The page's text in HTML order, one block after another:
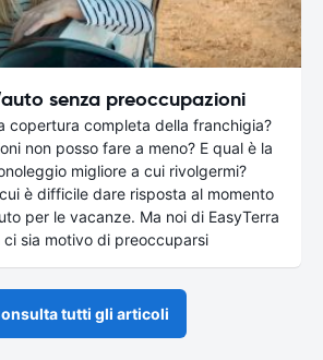
senza preoccupazioni
copertura completa della franchigia?
non posso fare a meno? E qual è la
migliore a cui rivolgermi?
è difficile dare risposta al momento
per le vacanze. Ma noi di EasyTerra
sia motivo di preoccuparsi
tutti gli articoli